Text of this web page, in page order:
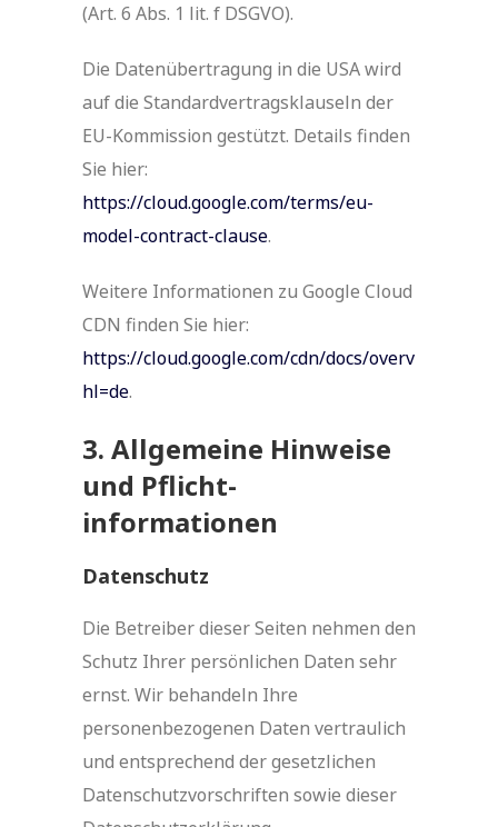
(Art. 6 Abs. 1 lit. f DSGVO).
Die Datenübertragung in die USA wird
auf die Standardvertragsklauseln der
EU-Kommission gestützt. Details finden
Sie hier:
https://cloud.google.com/terms/eu-
model-contract-clause.
Weitere Informationen zu Google Cloud
CDN finden Sie hier:
https://cloud.google.com/cdn/docs/overview?
hl=de.
3. Allgemeine Hinweise
und Pflicht­
informationen
Datenschutz
Die Betreiber dieser Seiten nehmen den
Schutz Ihrer persönlichen Daten sehr
ernst. Wir behandeln Ihre
personenbezogenen Daten vertraulich
und entsprechend der gesetzlichen
Datenschutzvorschriften sowie dieser